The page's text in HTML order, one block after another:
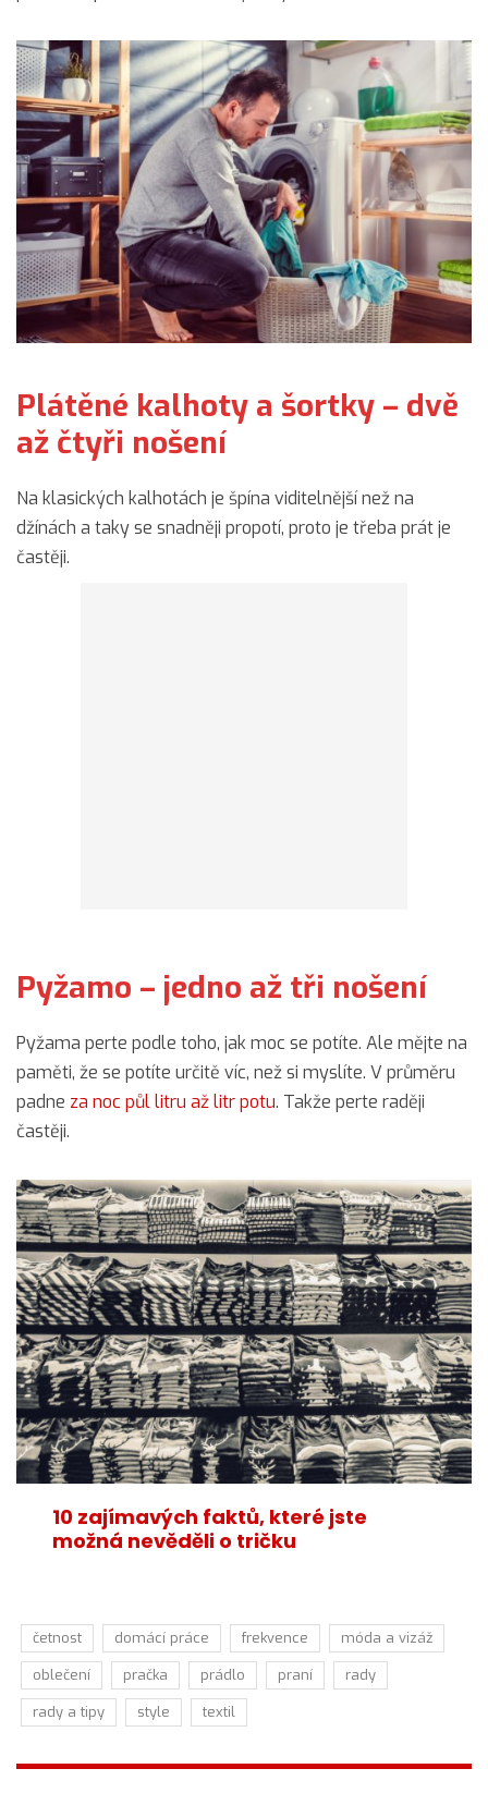
Plátěné kalhoty a šortky – dvě
až čtyři nošení
Na klasických kalhotách je špína viditelnější než na
džínách a taky se snadněji propotí, proto je třeba prát je
častěji.
Pyžamo – jedno až tři nošení
Pyžama perte podle toho, jak moc se potíte. Ale mějte na
paměti, že se potíte určitě víc, než si myslíte. V průměru
padne za noc půl litru až litr potu. Takže perte raději
častěji.
10 zajímavých faktů, které jste
možná nevěděli o tričku
četnost domácí práce frekvence
móda a vizáž
oblečení
pračka prádlo praní
rady
rady a tipy
style textil